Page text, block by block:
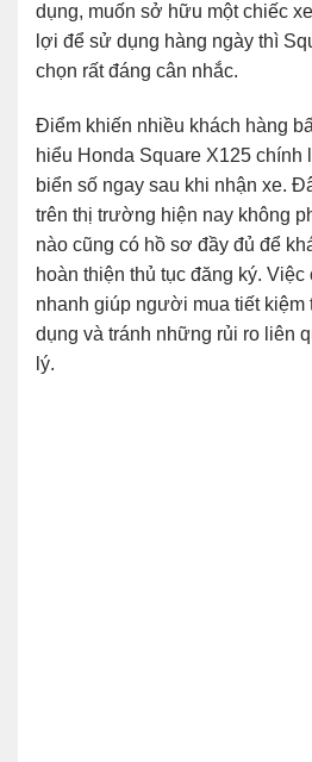
dụng, muốn sở hữu một chiếc
lợi để sử dụng hàng ngày thì
chọn rất đáng cân nhắc.
Điểm khiến nhiều khách hàng
hiểu Honda Square X125 chính
biển số ngay sau khi nhận xe.
trên thị trường hiện nay không
nào cũng có hồ sơ đầy đủ để
hoàn thiện thủ tục đăng ký. Việc
nhanh giúp người mua tiết
dụng và tránh những rủi ro liên
lý.